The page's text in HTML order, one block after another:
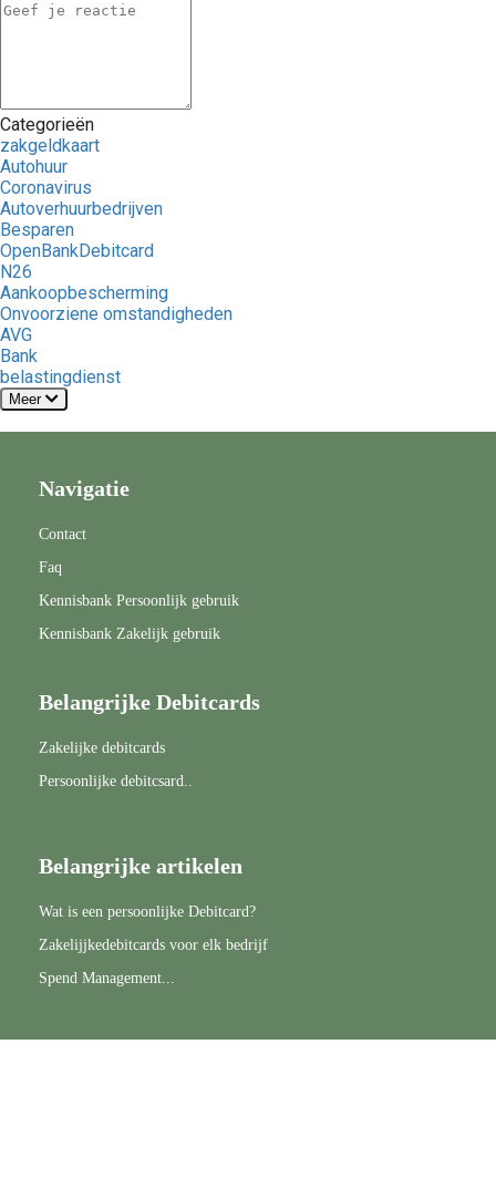
Categorieën
zakgeldkaart
Autohuur
Coronavirus
Autoverhuurbedrijven
Besparen
OpenBankDebitcard
N26
Aankoopbescherming
Onvoorziene omstandigheden
AVG
Bank
belastingdienst
Meer
Navigatie
Contact
Faq
Kennisbank Persoonlijk gebruik
Kennisbank Zakelijk gebruik
Belangrijke Debitcards
Zakelijke debitcards
Persoonlijke debitcsard..
Belangrijke artikelen
Wat is een persoonlijke Debitcard?
Zakelijjkedebitcards voor elk bedrijf
Spend Management...